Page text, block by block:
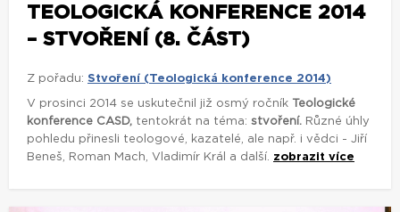
TEOLOGICKÁ KONFERENCE 2014
– STVOŘENÍ (8. ČÁST)
Z pořadu: Stvoření (Teologická konference 2014)
V prosinci 2014 se uskutečnil již osmý ročník Teologické
konference CASD, tentokrát na téma: stvoření. Různé úhly
pohledu přinesli teologové, kazatelé, ale např. i vědci - Jiří
Beneš, Roman Mach, Vladimír Král a další.
zobrazit více